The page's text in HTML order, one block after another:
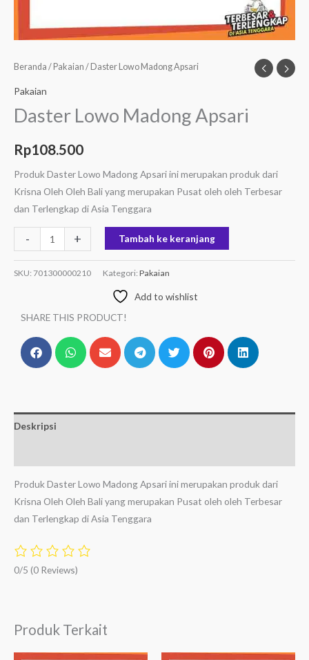
Beranda / Pakaian / Daster Lowo Madong Apsari
Pakaian
Daster Lowo Madong Apsari
Rp108.500
Produk Daster Lowo Madong Apsari ini merupakan produk dari
Krisna Oleh Oleh Bali yang merupakan Pusat oleh oleh Terbesar
dan Terlengkap di Asia Tenggara
- + Tambah ke keranjang
SKU: 701300000210 Kategori: Pakaian
Add to wishlist
SHARE THIS PRODUCT!
Deskripsi
Produk Daster Lowo Madong Apsari ini merupakan produk dari
Krisna Oleh Oleh Bali yang merupakan Pusat oleh oleh Terbesar
dan Terlengkap di Asia Tenggara
0/5 (0 Reviews)
Produk Terkait